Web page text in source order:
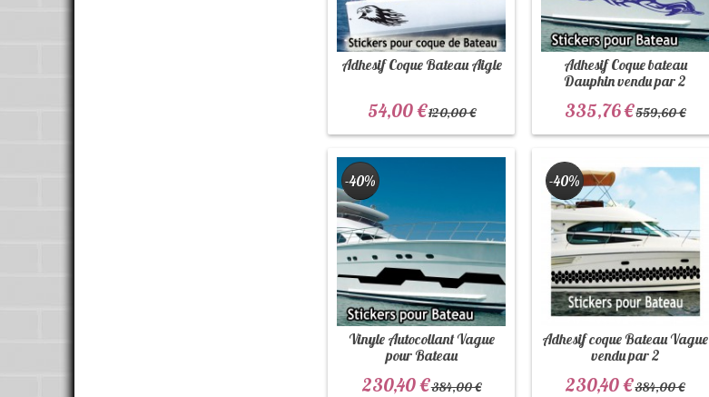
Adhesif Coque Bateau Aigle
54,00 €120,00 €
Adhesif Coque bateau
Dauphin vendu par 2
335,76 €559,60 €
Vinyle Autocollant Vague
pour Bateau
-40%
230,40 €384,00 €
Adhesif coque Bateau Vague
vendu par 2
-40%
230,40 €384,00 €